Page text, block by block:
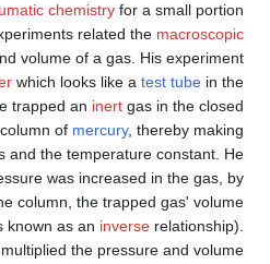
chemistry for a small portion
related the macroscopic
volume of a gas. His experiment
which looks like a test tube in the
trapped an inert gas in the closed
of mercury, thereby making
and the temperature constant. He
was increased in the gas, by
column, the trapped gas' volume
known as an inverse relationship).
the pressure and volume